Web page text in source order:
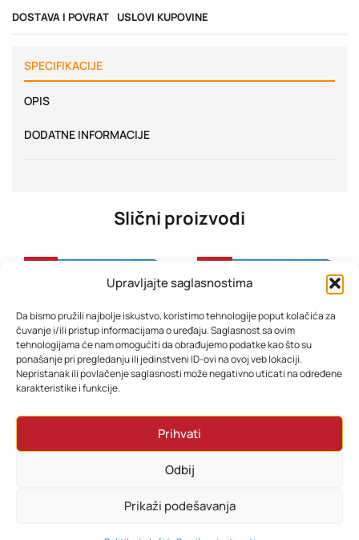
Upravljajte saglasnostima
Da bismo pružili najbolje iskustvo, koristimo tehnologije poput kolačića za
čuvanje i/ili pristup informacijama o uređaju. Saglasnost sa ovim
tehnologijama će nam omogućiti da obrađujemo podatke kao što su
ponašanje pri pregledanju ili jedinstveni ID-ovi na ovoj veb lokaciji.
Nepristanak ili povlačenje saglasnosti može negativno uticati na određene
karakteristike i funkcije.
Prihvati
Odbij
Prikaži podešavanja
DOSTAVA I POVRAT USLOVI KUPOVINE
SPECIFIKACIJE
OPIS
DODATNE INFORMACIJE
Slični proizvodi
-31% -34%